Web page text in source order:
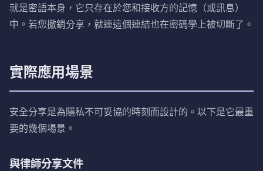
就是密語本身，它只存在於您和接收方的記憶（或訊息）
中。若您撤銷分享，就連這個連結也在密碼學上被切斷了。
實際應用場景
安全分享是為隱私不可妥協的時刻而設計的。以下是它最重
要的幾個場景。
與律師分享文件